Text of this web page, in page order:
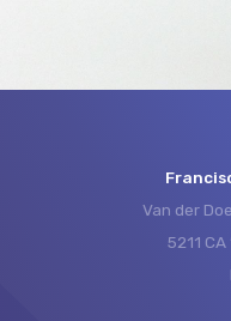
Van der
5211